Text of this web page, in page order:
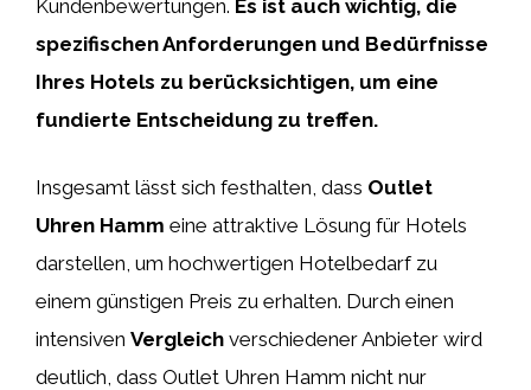
Kundenbewertungen. Es ist auch wichtig, die
spezifischen Anforderungen und Bedürfnisse
Ihres Hotels zu berücksichtigen, um eine
fundierte Entscheidung zu treffen.
Insgesamt lässt sich festhalten, dass Outlet
Uhren Hamm eine attraktive Lösung für Hotels
darstellen, um hochwertigen Hotelbedarf zu
einem günstigen Preis zu erhalten. Durch einen
intensiven Vergleich verschiedener Anbieter wird
deutlich, dass Outlet Uhren Hamm nicht nur